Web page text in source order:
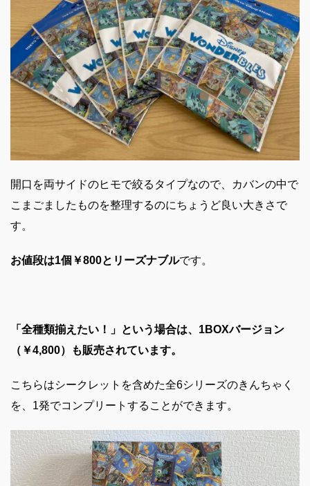
開口を両サイドのヒモで絞るタイプなので、カバンの中で
こまごましたものを整理するのにちょうど良い大きさで
す。
お値段は1個￥800とリーズナブルです。
「全種類揃えたい！」という場合は、1BOXバージョン
（￥4,800）も販売されています。
こちらはシークレットを含めた全6シリーズのきんちゃく
を、1発でコンプリートすることができます。